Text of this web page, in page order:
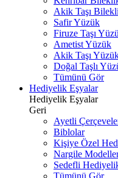
Akik Taşı
Safir Yüzük
Firuze Taşı
Ametist Yüzük
Akik Taşı
Doğal Taşlı
Tümünü Gör
Hediyelik Eşyalar
Hediyelik Eşyalar
Geri
Ayetli
Biblolar
Kişiye Özel
Nargile
Sedefli
Tümünü Gör